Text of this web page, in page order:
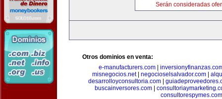
Serán consideradas
Otros dominios en venta:
e-manufacturers.com|
misnegocios.net| negocioselsalvador.com|
desarrolloyconsultoria.com
buscainversores.com|
consultorespymes.com